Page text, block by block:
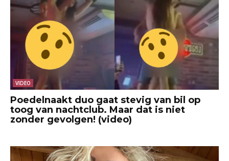
VIDEO
Poedelnaakt duo gaat stevig van bil op
toog van nachtclub. Maar dat is niet
zonder gevolgen! (video)